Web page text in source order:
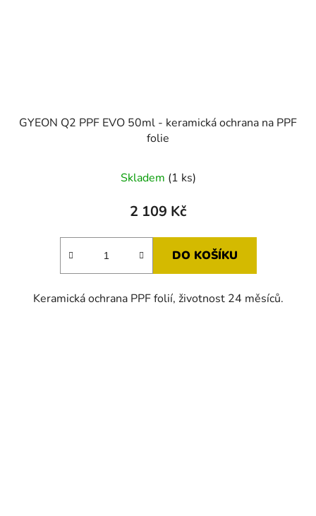
GYEON Q2 PPF EVO 50ml - keramická ochrana na PPF
folie
Skladem (1 ks)
2 109 Kč
DO KOŠÍKU
Keramická ochrana PPF folií, životnost 24 měsíců.